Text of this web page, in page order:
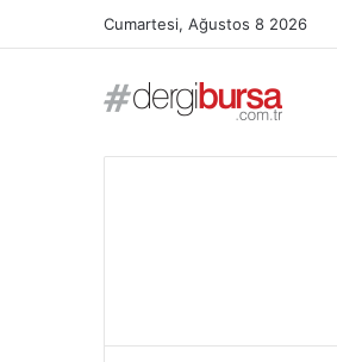
Cumartesi, Ağustos 8 2026